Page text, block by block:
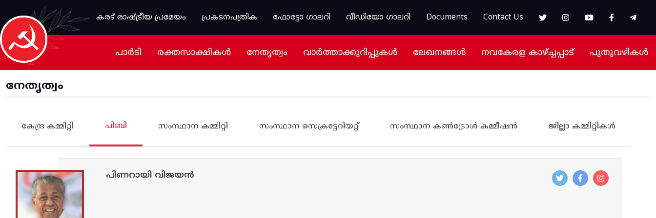
Skip to main content
കരട് രാഷ്ട്രീയ പ്രമേയം
പ്രകടനപത്രിക ഫോട്ടോ ഗാലറി വീഡിയോ ഗാലറി Documents Contact Us
പാർടി രക്തസാക്ഷികൾ നേതൃത്വം വാർത്താക്കുറിപ്പുകൾ ലേഖനങ്ങൾ നവകേരള കാഴ്ച്ചപ്പാട് പുതുവഴികൾ
നേതൃത്വം
കേന്ദ്ര കമ്മിറ്റി പിബി സംസ്ഥാന കമ്മിറ്റി സംസ്ഥാന സെക്രട്ടേറിയറ്റ് സംസ്ഥാന കണ്‍ട്രോള്‍ കമ്മീഷന്‍ ജില്ലാ കമ്മിറ്റികൾ
പിണറായി വിജയൻ